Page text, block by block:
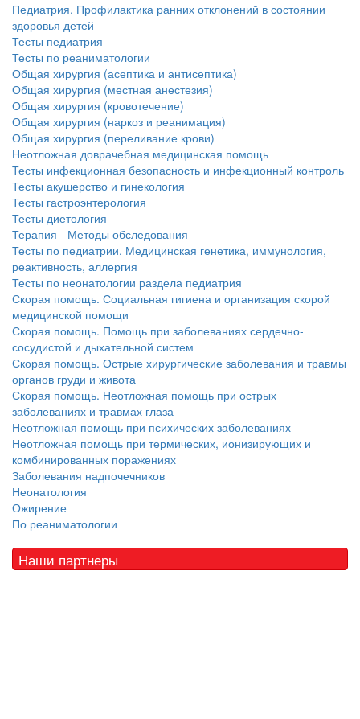
Педиатрия. Профилактика ранних отклонений в состоянии
здоровья детей
Тесты педиатрия
Тесты по реаниматологии
Общая хирургия (асептика и антисептика)
Общая хирургия (местная анестезия)
Общая хирургия (кровотечение)
Общая хирургия (наркоз и реанимация)
Общая хирургия (переливание крови)
Неотложная доврачебная медицинская помощь
Тесты инфекционная безопасность и инфекционный контроль
Тесты акушерство и гинекология
Тесты гастроэнтерология
Тесты диетология
Терапия - Методы обследования
Тесты по педиатрии. Медицинская генетика, иммунология,
реактивность, аллергия
Тесты по неонатологии раздела педиатрия
Скорая помощь. Социальная гигиена и организация скорой
медицинской помощи
Скорая помощь. Помощь при заболеваниях сердечно-
сосудистой и дыхательной систем
Скорая помощь. Острые хирургические заболевания и травмы
органов груди и живота
Скорая помощь. Неотложная помощь при острых
заболеваниях и травмах глаза
Неотложная помощь при психических заболеваниях
Неотложная помощь при термических, ионизирующих и
комбинированных поражениях
Заболевания надпочечников
Неонатология
Ожирение
По реаниматологии
Наши партнеры